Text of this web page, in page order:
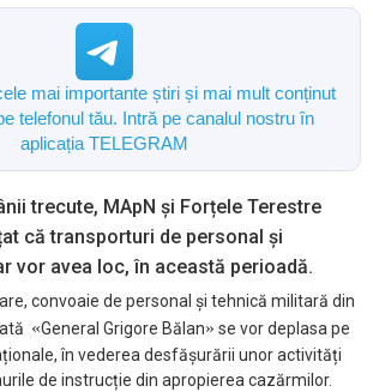
mai importante știri și mai mult conținut
telefonul tău. Intră pe canalul nostru în
aplicația TELEGRAM
trecute, MApN și Forțele Terestre
că transporturi de personal și
vor avea loc, în această perioadă.
convoaie de personal și tehnică militară din
«General Grigore Bălan» se vor deplasa pe
în vederea desfășurării unor activități
de instrucție din apropierea cazărmilor.